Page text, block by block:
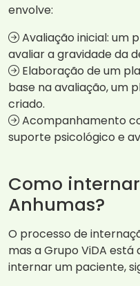
envolve:
Avaliação inicial: um
avaliar a gravidade da
Elaboração de um
base na avaliação, um
criado.
Acompanhamento
suporte psicológico e
Como
Anhumas?
O processo de
mas a Grupo ViDA está
internar um paciente,